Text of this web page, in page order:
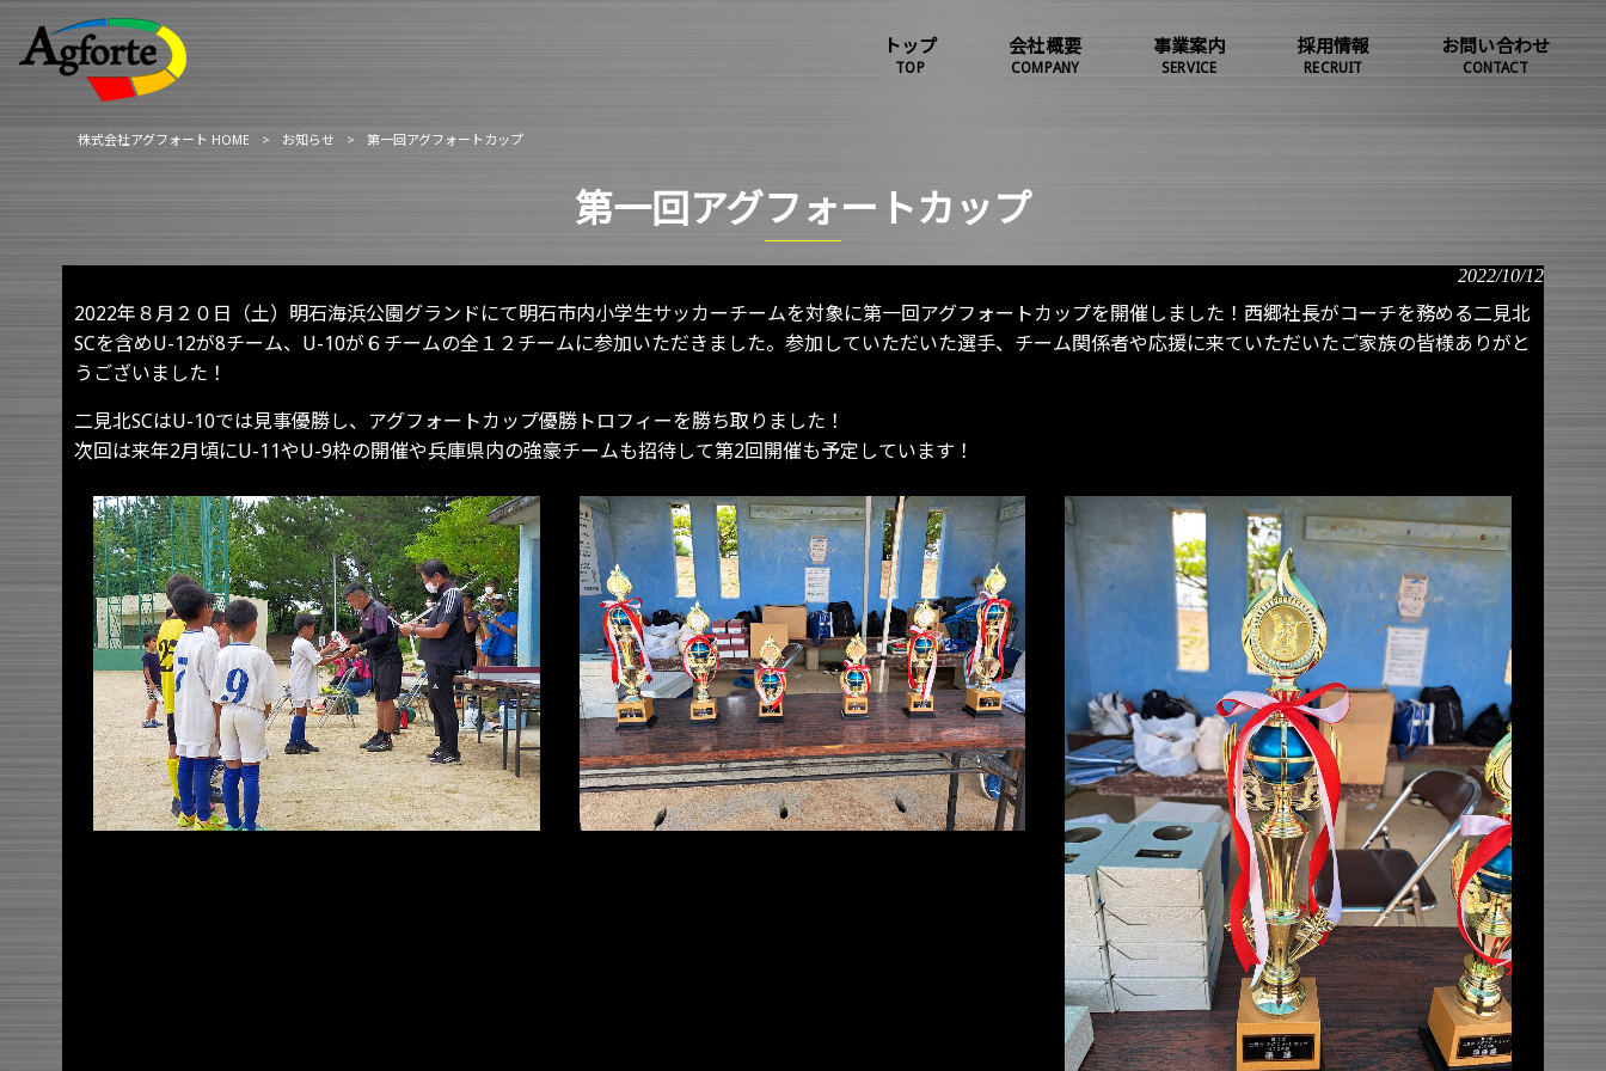
トップ
TOP
会社概要
COMPANY
事業案内
SERVICE
採用情報
RECRUIT
お問い合わせ
CONTACT
株式会社アグフォート HOME > お知らせ > 第一回アグフォートカップ
第一回アグフォートカップ
2022/10/12
2022年８月２０日（土）明石海浜公園グランドにて明石市内小学生サッカーチームを対象に第一回アグフォートカップを開催しました！西郷社長がコーチを務める二見北
SCを含めU-12が8チーム、U-10が６チームの全１２チームに参加いただきました。参加していただいた選手、チーム関係者や応援に来ていただいたご家族の皆様ありがと
うございました！
二見北SCはU-10では見事優勝し、アグフォートカップ優勝トロフィーを勝ち取りました！
次回は来年2月頃にU-11やU-9枠の開催や兵庫県内の強豪チームも招待して第2回開催も予定しています！